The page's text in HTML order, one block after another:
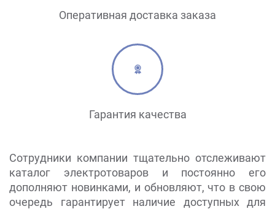
Оперативная доставка заказа
Гарантия качества
Сотрудники компании тщательно отслеживают
каталог электротоваров и постоянно его
дополняют новинками, и обновляют, что в свою
очередь гарантирует наличие доступных для